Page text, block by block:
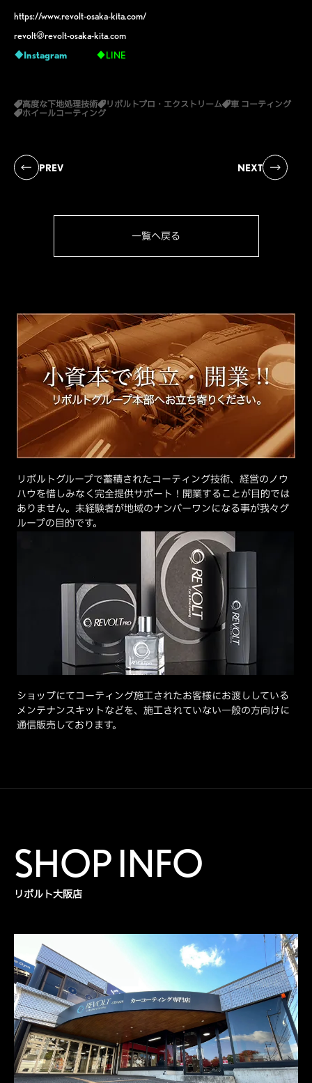
https://www.revolt-osaka-kita.com/
revolt@revolt-osaka-kita.com
♦Instagram ♦LINE
高度な下地処理技術 リボルトプロ・エクストリーム
車 コーティング
ホイールコーティング
PREV NEXT
一覧へ戻る
リボルトグループで蓄積されたコーティング技術、経営のノウ
ハウを惜しみなく完全提供サポート！開業することが目的では
ありません。未経験者が地域のナンバーワンになる事が我々グ
ループの目的です。
ショップにてコーティング施工されたお客様にお渡ししている
メンテナンスキットなどを、施工されていない一般の方向けに
通信販売しております。
SHOP INFO
リボルト大阪店